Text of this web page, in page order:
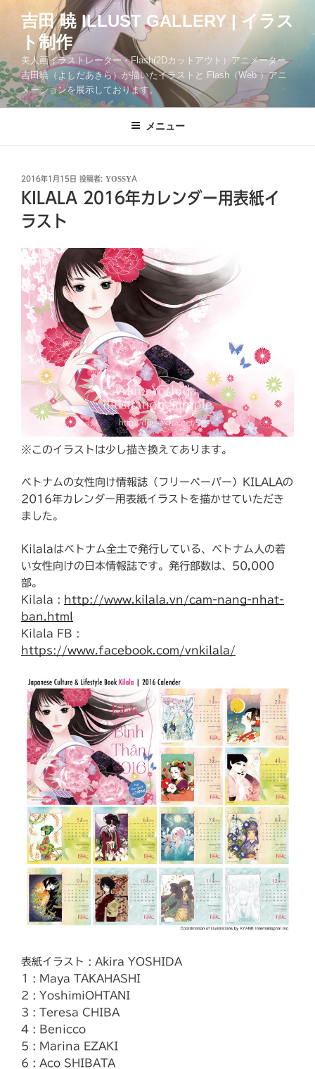
ツ
へ
ス
吉田 暁 ILLUST GALLERY | イラス
ト制作
美人画イラストレーター・Flash(2Dカットアウト）アニメーター
吉田暁（よしだあきら）が描いたイラストと Flash（Web ）アニ
メーションを展示しております。
メニュー
投
稿
日:
2016年1月15日 投稿者: YOSSYA
KILALA 2016年カレンダー用表紙イ
ラスト
※このイラストは少し描き換えてあります。
ベトナムの女性向け情報誌（フリーペーパー）KILALAの
2016年カレンダー用表紙イラストを描かせていただき
ました。
Kilalaはベトナム全土で発行している、ベトナム人の若
い女性向けの日本情報誌です。発行部数は、50,000
部。
Kilala : http://www.kilala.vn/cam-nang-nhat-
ban.html
Kilala FB :
https://www.facebook.com/vnkilala/
表紙イラスト : Akira YOSHIDA
1 : Maya TAKAHASHI
2 : YoshimiOHTANI
3 : Teresa CHIBA
4 : Benicco
5 : Marina EZAKI
6 : Aco SHIBATA